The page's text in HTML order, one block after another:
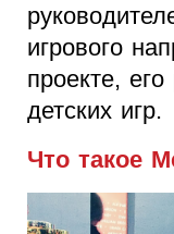
игрового
проекте,
детских игр.
Что такое